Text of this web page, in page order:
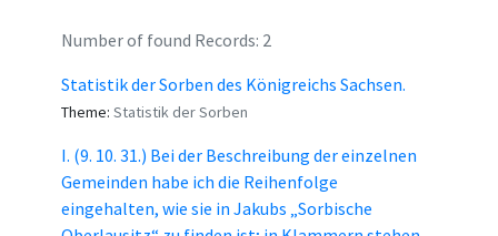
Number of found Records: 2
Statistik der Sorben des Königreichs Sachsen.
Theme: Statistik der Sorben
I. (9. 10. 31.) Bei der Beschreibung der einzelnen
Gemeinden habe ich die Reihenfolge
eingehalten, wie sie in Jakubs „Sorbische